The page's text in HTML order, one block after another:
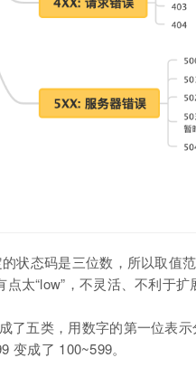
状态码是三位数，所以取值
太“low”，不灵活、不利于
了五类，用数字的第一位表
变成了 100~599。